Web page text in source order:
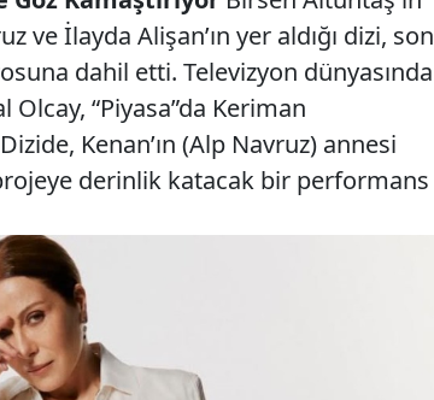
İlayda Alişan’ın yer aldığı dizi, son
dahil etti. Televizyon dünyasında
Olcay, “Piyasa”da Keriman
Kenan’ın (Alp Navruz) annesi
derinlik katacak bir performans